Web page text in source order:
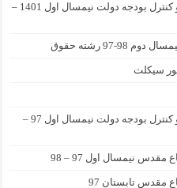
دانلود رایگان نمونه سوال اصول تنظیم و کنترل بودجه دولت نیمسال اول 1401 –
97 رشته حقوق
سیکلت
دانلود رایگان نمونه سوال اصول تنظیم و کنترل بودجه دولت نیمسال اول 97 –
نیمسال اول 97 – 98
مقدس تابستان 97